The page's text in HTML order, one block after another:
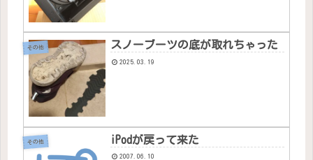
その他 スノーブーツの底が取れちゃった
2025.03.19
その他 iPodが戻って来た
2007.06.10